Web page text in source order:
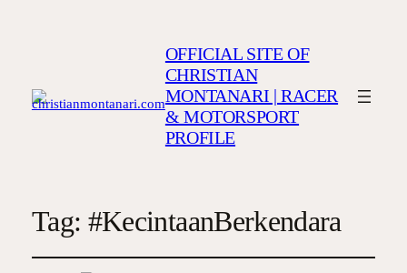
OFFICIAL SITE OF
CHRISTIAN
MONTANARI | RACER
& MOTORSPORT
PROFILE
Tag: #KecintaanBerkendara